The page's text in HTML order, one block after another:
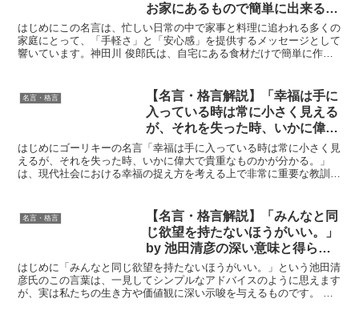
お家にあるもので簡単に出来るよ
うにレシピを作っています。」by
神田川 俊郎の深い意味と得られ
る教訓
はじめにこの名言は、忙しい日常の中で家事と料理に追われる多くの
家庭にとって、「手軽さ」と「安心感」を提供するメッセージとして
響いています。神田川 俊郎氏は、自宅にある食材だけで簡単に作れ
名言・格言
【名言・格言解説】「幸福は手に
入っている時は常に小さく見える
が、それを失った時、いかに偉大
で貴重なものかが分かる。」by
ゴーリキーの深い意味と得られる
教訓
はじめにゴーリキーの名言「幸福は手に入っている時は常に小さく見
えるが、それを失った時、いかに偉大で貴重なものかが分かる。」
は、現代社会における幸福の捉え方を考える上で非常に重要な教訓で
名言・格言
【名言・格言解説】「みんなと同
じ欲望を持たないほうがいい。」
by 池田清彦の深い意味と得られ
る教訓
はじめに「みんなと同じ欲望を持たないほうがいい。」という池田清
彦氏のこの言葉は、一見してシンプルなアドバイスのように思えます
が、実は私たちの生き方や価値観に深い示唆を与えるものです。 池